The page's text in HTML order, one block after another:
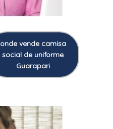
onde vende camisa
social de uniforme
Guarapari